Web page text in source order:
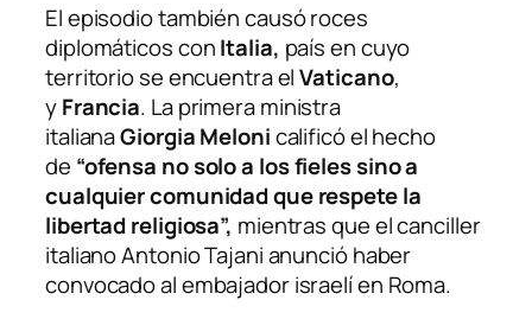
El episodio también causó roces
diplomáticos conItalia, país en cuyo
territorio se encuentra elVaticano,
yFrancia. La primera ministra
italianaGiorgia Melonicalificó el hecho
de “ofensa no solo a los fieles sino a
cualquier comunidad que respete la
libertad religiosa”, mientras que el canciller
italiano Antonio Tajani anunció haber
convocado al embajador israelí en Roma.